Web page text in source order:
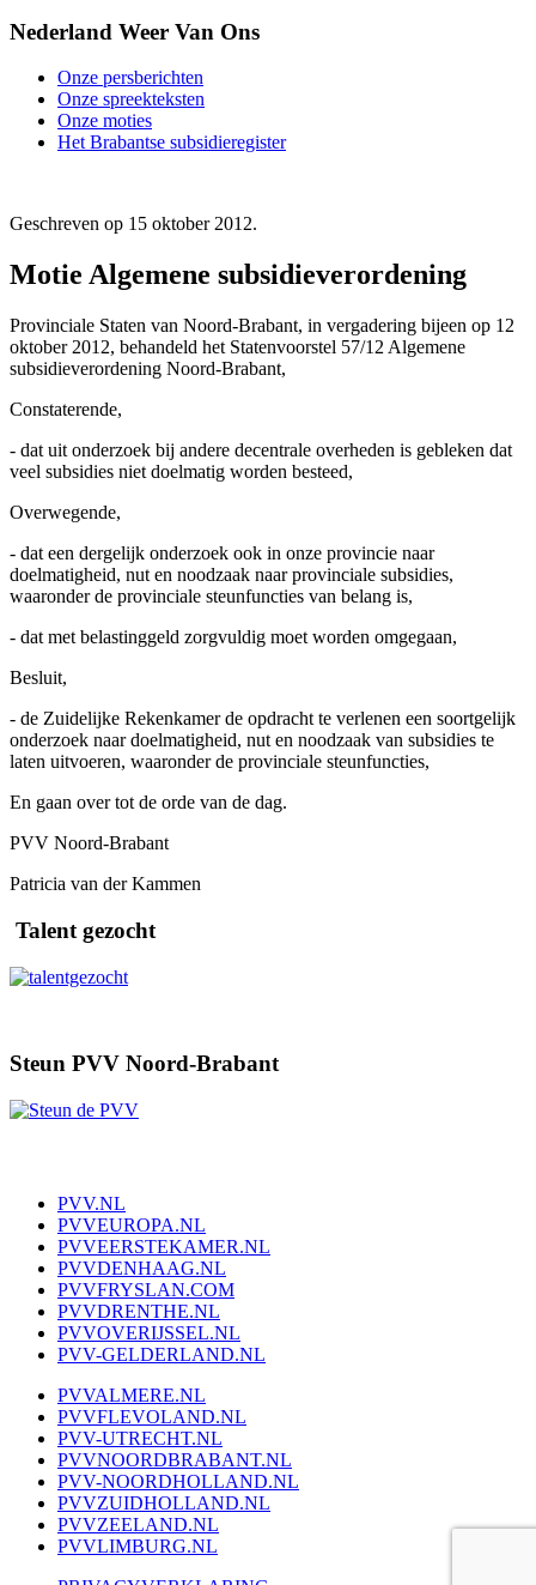
Nederland Weer Van Ons
Onze persberichten
Onze spreekteksten
Onze moties
Het Brabantse subsidieregister
Geschreven op 15 oktober 2012.
Motie Algemene subsidieverordening
Provinciale Staten van Noord-Brabant, in vergadering bijeen op 12
oktober 2012, behandeld het Statenvoorstel 57/12 Algemene
subsidieverordening Noord-Brabant,
Constaterende,
- dat uit onderzoek bij andere decentrale overheden is gebleken dat
veel subsidies niet doelmatig worden besteed,
Overwegende,
- dat een dergelijk onderzoek ook in onze provincie naar
doelmatigheid, nut en noodzaak naar provinciale subsidies,
waaronder de provinciale steunfuncties van belang is,
- dat met belastinggeld zorgvuldig moet worden omgegaan,
Besluit,
- de Zuidelijke Rekenkamer de opdracht te verlenen een soortgelijk
onderzoek naar doelmatigheid, nut en noodzaak van subsidies te
laten uitvoeren, waaronder de provinciale steunfuncties,
En gaan over tot de orde van de dag.
PVV Noord-Brabant
Patricia van der Kammen
Talent gezocht
Steun PVV Noord-Brabant
PVV.NL
PVVEUROPA.NL
PVVEERSTEKAMER.NL
PVVDENHAAG.NL
PVVFRYSLAN.COM
PVVDRENTHE.NL
PVVOVERIJSSEL.NL
PVV-GELDERLAND.NL
PVVALMERE.NL
PVVFLEVOLAND.NL
PVV-UTRECHT.NL
PVVNOORDBRABANT.NL
PVV-NOORDHOLLAND.NL
PVVZUIDHOLLAND.NL
PVVZEELAND.NL
PVVLIMBURG.NL